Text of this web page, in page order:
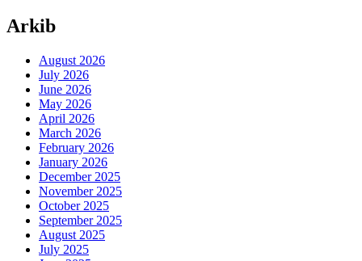
Arkib
August 2026
July 2026
June 2026
May 2026
April 2026
March 2026
February 2026
January 2026
December 2025
November 2025
October 2025
September 2025
August 2025
July 2025